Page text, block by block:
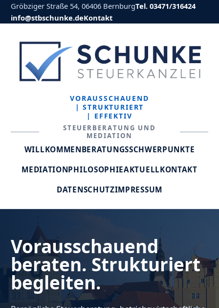
Gröbziger Straße 54, 06406 BernburgTel. 03471/316424
info@stbschunke.deKontakt
VORAUSSCHAUEND
| STRUKTURIERT
| EFFEKTIV
STEUERBERATUNG UND
MEDIATION
WILLKOMMENBERATUNGSSCHWERPUNKTE
MEDIATIONPHILOSOPHIEAKTUELLKONTAKT
DATENSCHUTZIMPRESSUM
Vorausschauend
beraten. Strukturiert
begleiten.